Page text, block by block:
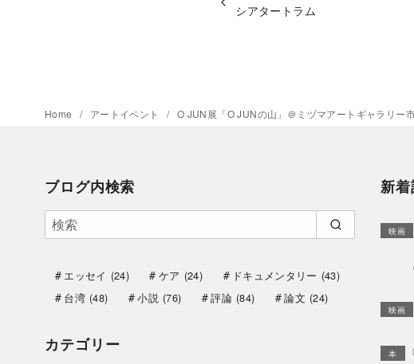
シアタートラム
Home アートイベント O JUN展「O JUNの山」＠ミヅマアートギャラリー
ブログ内検索
エッセイ (24) ケア (24) ドキュメンタリー (43)
台湾 (48) 小説 (76) 評論 (84) 論文 (24)
カテゴリー
新
映画
映画
本